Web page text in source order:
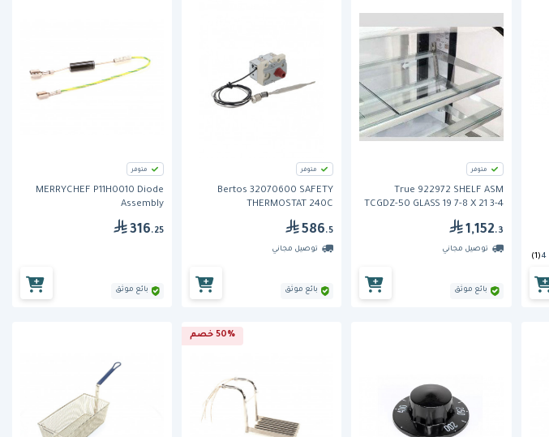
4
(1)
متوفر
True 922972 SHELF ASM
TCGDZ-50 GLASS 19 7-8 X 21 3-4
1,152.3
توصيل مجاني
بائع موثق
متوفر
Bertos 32070600 SAFETY
THERMOSTAT 240C
586.5
توصيل مجاني
بائع موثق
متوفر
MERRYCHEF P11H0010 Diode
Assembly
316.25
بائع موثق
50% خصم